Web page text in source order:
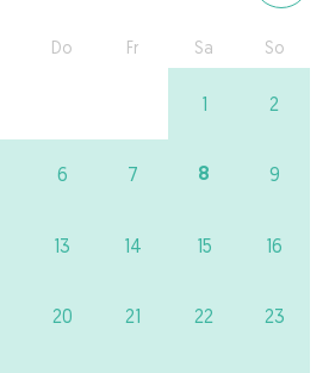
Do Fr Sa So
1 2
6 7 8 9
13 14 15 16
20 21 22 23